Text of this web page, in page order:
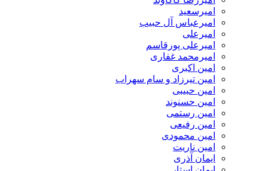
امیرسعید
امیرعباس آل حبیب
امیرعلی
امیرعلی پورقاسم
امیرمحمد غفاری
امین اکبری
امین تیرزاد و سام سهراب
امین حبیبی
امین حسنوند
امین رستمی
امین رفیعی
امین محمودی
امین ناریت
ایمان آذری